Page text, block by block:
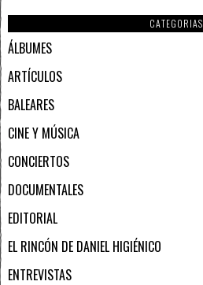
CATEGORIAS
ÁLBUMES
ARTÍCULOS
BALEARES
CINE Y MÚSICA
CONCIERTOS
DOCUMENTALES
EDITORIAL
EL RINCÓN DE DANIEL HIGIÉNICO
ENTREVISTAS